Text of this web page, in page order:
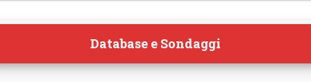
Database e Sondaggi